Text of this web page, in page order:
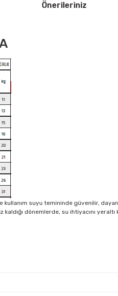
Önerileriniz
kullanım suyu temininde güvenilir,
dönemlerde, su ihtiyacını yeraltı